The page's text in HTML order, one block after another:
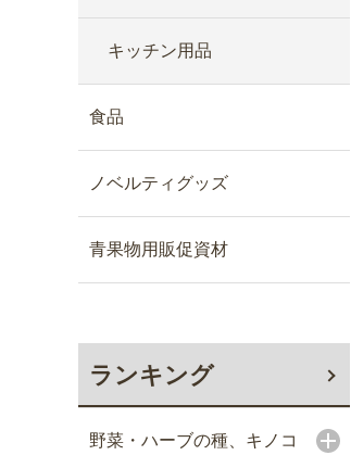
キッチン用品
食品
ノベルティグッズ
青果物用販促資材
ランキング
野菜・ハーブの種、キノコ